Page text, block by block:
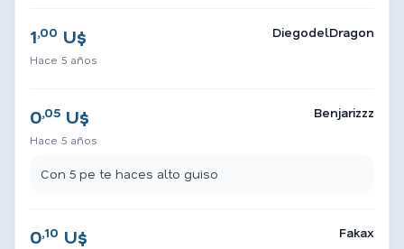
1,00 U$
Hace 5 años
DiegodelDragon
0,05 U$
Hace 5 años
Benjarizzz
Con 5 pe te haces alto guiso
0,10 U$ Fakax